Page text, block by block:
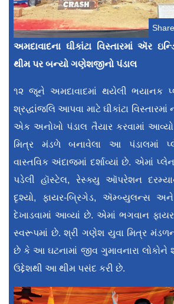
અમદાવાદના ઘીકાંટા વિસ્તારમાં ઍર
થીમ પર બન્યો ગણેશજીનો પંડાલ
૧૨ જૂને અમદાવાદમાં થયેલી ભયાનક
શ્રદ્ધાંજલિ આપવા માટે ઘીકાંટા વિસ્તારમાં
એક અનોખો પંડાલ તૈયાર કરવામાં
મિત્ર મંડળે બનાવેલા આ પંડાલમાં
વાસ્તવિક અંદાજમાં દર્શાવ્યાં છે. એમાં
પડેલી હૉસ્ટેલ, રેસ્ક્યુ ઑપરેશન
દૃશ્યો, ફાયર-બ્રિગેડ, ઍમ્બ્યુલન્સ અને
દેખાડવામાં આવ્યાં છે. એમાં ભગવાન
સ્વરૂપમાં છે. શ્રી ગણેશ યુવા મિત્ર
છે કે આ ઘટનામાં જીવ ગુમાવનારા લોકોને
ઉદ્દેશથી આ થીમ પસંદ કરી છે.